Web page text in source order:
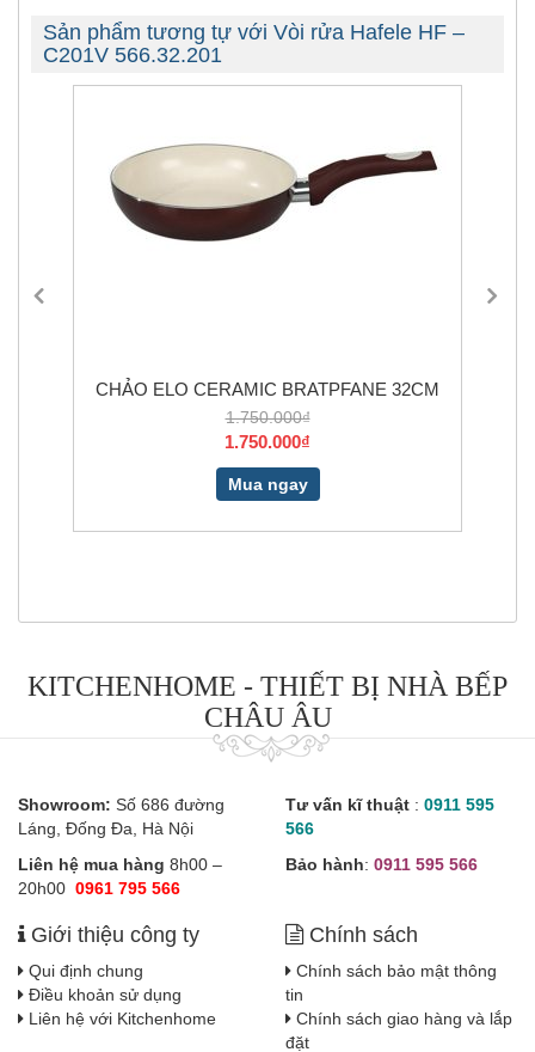
Sản phẩm tương tự với Vòi rửa Hafele HF –
C201V 566.32.201
CHẢO ELO CERAMIC BRATPFANE 32CM
1.750.000₫
1.750.000₫
Mua ngay
KITCHENHOME - THIẾT BỊ NHÀ BẾP
CHÂU ÂU
Showroom: Số 686 đường
Láng, Đống Đa, Hà Nội
Liên hệ mua hàng 8h00 –
20h00 0961 795 566
Tư vấn kĩ thuật : 0911 595
566
Bảo hành: 0911 595 566
Giới thiệu công ty
Qui định chung
Điều khoản sử dụng
Liên hệ với Kitchenhome
Chính sách
Chính sách bảo mật thông
tin
Chính sách giao hàng và lắp
đặt